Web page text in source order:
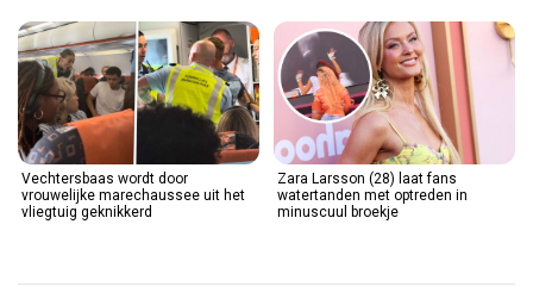
Vechtersbaas wordt door
vrouwelijke marechaussee uit het
vliegtuig geknikkerd
Zara Larsson (28) laat fans
watertanden met optreden in
minuscuul broekje